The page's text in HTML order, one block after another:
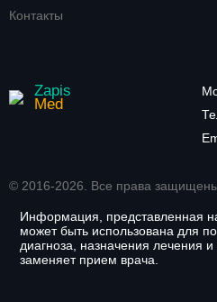
Контакты
Zapis
Med
© 2016-2026. Все права
Информация, представленная
может быть использована для
диагноза, назначения лечения и
заменяет прием врача.